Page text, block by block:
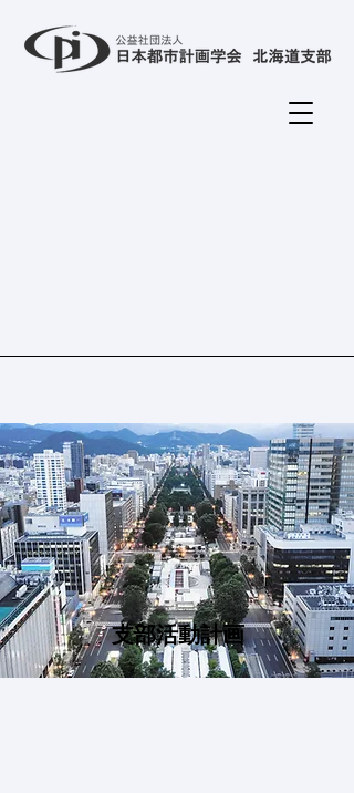
​支部活動計画